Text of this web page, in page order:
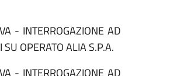
- INTERROGAZIONE AD
SU OPERATO ALIA S.P.A.
- INTERROGAZIONE AD